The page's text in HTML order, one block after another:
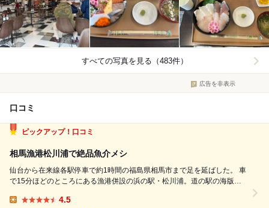
すべての写真を見る（483件）
広告を非表示
口コミ
ピックアップ！口コミ
相馬漁港松川浦で絶品魚介メシ
仙台から在来線各駅停車で約1時間の福島県相馬市まで足を延ばした。 車
で15分ほどのところにある漁港併設の浜の駅・松川浦。道の駅の海版で
おいしそうな総菜まで何でもござれ。 この施設のもう一つの目玉はもち
4.5